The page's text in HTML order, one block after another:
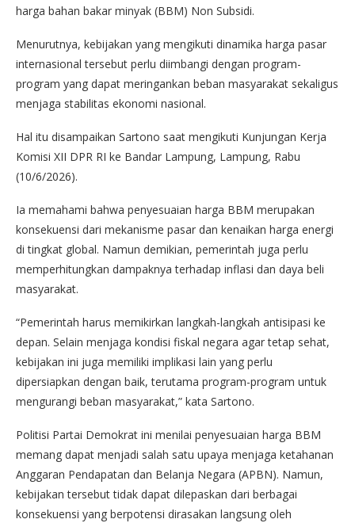
harga bahan bakar minyak (BBM) Non Subsidi.
Menurutnya, kebijakan yang mengikuti dinamika harga pasar
internasional tersebut perlu diimbangi dengan program-
program yang dapat meringankan beban masyarakat sekaligus
menjaga stabilitas ekonomi nasional.
Hal itu disampaikan Sartono saat mengikuti Kunjungan Kerja
Komisi XII DPR RI ke Bandar Lampung, Lampung, Rabu
(10/6/2026).
Ia memahami bahwa penyesuaian harga BBM merupakan
konsekuensi dari mekanisme pasar dan kenaikan harga energi
di tingkat global. Namun demikian, pemerintah juga perlu
memperhitungkan dampaknya terhadap inflasi dan daya beli
masyarakat.
“Pemerintah harus memikirkan langkah-langkah antisipasi ke
depan. Selain menjaga kondisi fiskal negara agar tetap sehat,
kebijakan ini juga memiliki implikasi lain yang perlu
dipersiapkan dengan baik, terutama program-program untuk
mengurangi beban masyarakat,” kata Sartono.
Politisi Partai Demokrat ini menilai penyesuaian harga BBM
memang dapat menjadi salah satu upaya menjaga ketahanan
Anggaran Pendapatan dan Belanja Negara (APBN). Namun,
kebijakan tersebut tidak dapat dilepaskan dari berbagai
konsekuensi yang berpotensi dirasakan langsung oleh